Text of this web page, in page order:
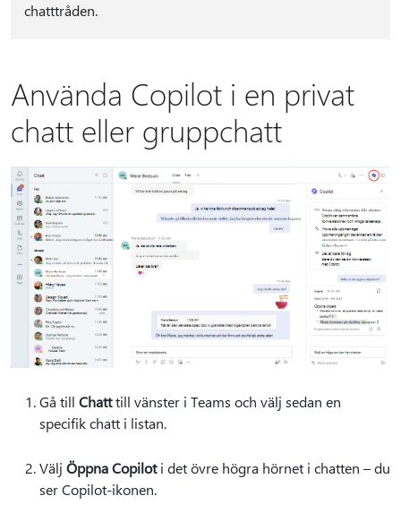
chatttråden.
Använda Copilot i en privat
chatt eller gruppchatt
Gå till Chatttill vänster i Teams och välj sedan en
specifik chatt i listan.
Välj Öppna Copiloti det övre högra hörnet i chatten – du
ser Copilot-ikonen.